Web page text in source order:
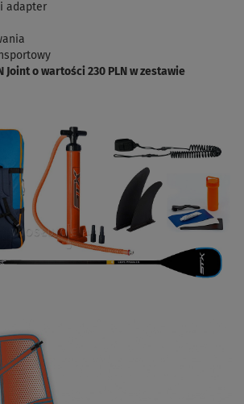
adapter
Joint o wartości 230 PLN w zestawie